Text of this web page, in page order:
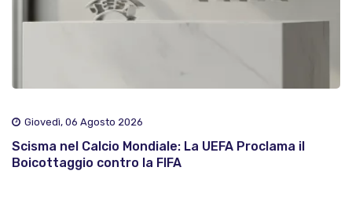
Giovedì, 06 Agosto 2026
Scisma nel Calcio Mondiale: La UEFA Proclama il
Boicottaggio contro la FIFA